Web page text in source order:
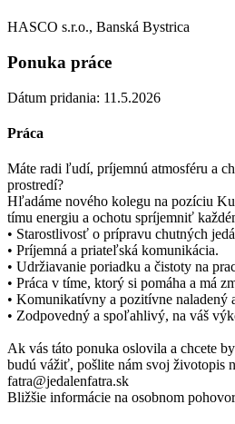
HASCO s.r.o., Banská Bystrica
Ponuka práce
Dátum pridania: 11.5.2026
Práca
Máte radi ľudí, príjemnú atmosféru a
prostredí?
Hľadáme nového kolegu na pozíciu
tímu energiu a ochotu spríjemniť
• Starostlivosť o prípravu chutných
• Príjemná a priateľská komunikácia.
• Udržiavanie poriadku a čistoty na
• Práca v tíme, ktorý si pomáha a má
• Komunikatívny a pozitívne naladený
• Zodpovedný a spoľahlivý, na váš
Ak vás táto ponuka oslovila a chcete
budú vážiť, pošlite nám svoj životopis
fatra@jedalenfatra.sk
Bližšie informácie na osobnom